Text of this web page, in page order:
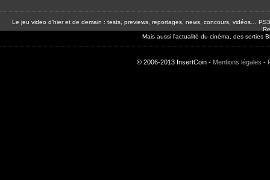
Le jeu video d'hier et de demain : tests, previews, reportages, news, concours, vidéos…
Mais aussi l'actualité du cinéma, des sorties
© 2006-2013 InsertCoin - Mentions légales -